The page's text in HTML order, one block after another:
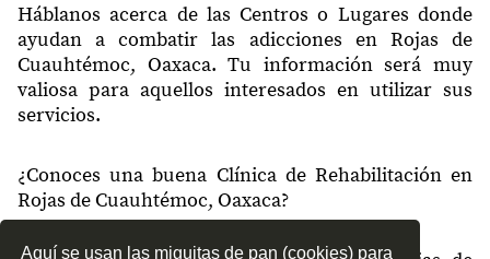
Aquí se usan las miguitas de pan (cookies) para
Háblanos acerca de las Centros o Lugares donde
ayudan a combatir las adicciones en Rojas de
Cuauhtémoc, Oaxaca. Tu información será muy
valiosa para aquellos interesados en utilizar sus
servicios.
¿Conoces una buena Clínica de Rehabilitación en
Rojas de Cuauhtémoc, Oaxaca?